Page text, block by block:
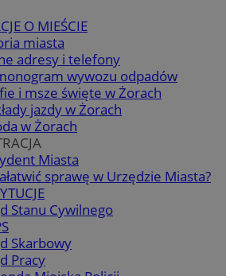
O MIEŚCIE
miasta
adresy i telefony
wywozu odpadów
i msze święte w Żorach
jazdy w Żorach
w Żorach
Miasta
sprawę w Urzędzie Miasta?
Stanu Cywilnego
Skarbowy
Pracy